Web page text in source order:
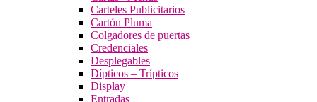
Carteles Publicitarios
Cartón Pluma
Colgadores de puertas
Credenciales
Desplegables
Dípticos – Trípticos
Display
Entradas